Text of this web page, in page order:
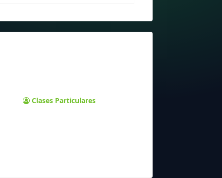
Clases Particulares